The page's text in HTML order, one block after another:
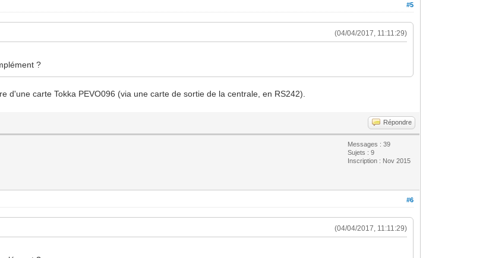
#5
(04/04/2017, 11:11:29)
?
d'une carte Tokka PEVO096 (via une carte de sortie de la centrale, en RS242).
Répondre
Messages : 39
Sujets : 9
Inscription : Nov 2015
#6
(04/04/2017, 11:11:29)